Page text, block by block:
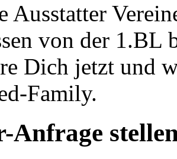
Ausstatter
von der 1.BL
Dich jetzt und
Family.
Anfrage